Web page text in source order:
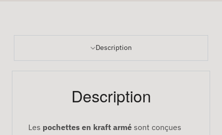
Description
Description
Les pochettes en kraft armé sont conçues